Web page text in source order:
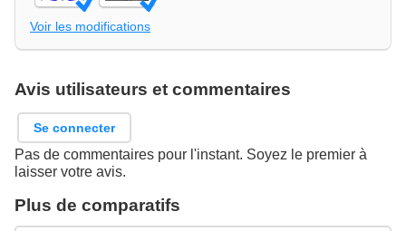
Voir les modifications
Avis utilisateurs et commentaires
Se connecter
Pas de commentaires pour l'instant. Soyez le premier à
laisser votre avis.
Plus de comparatifs